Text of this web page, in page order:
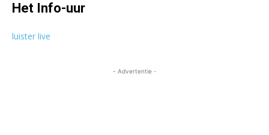
Het Info-uur
luister live
- Advertentie -